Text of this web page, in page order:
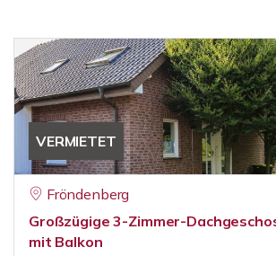
VERMIETET
Fröndenberg
Großzügige 3-Zimmer-
mit Balkon